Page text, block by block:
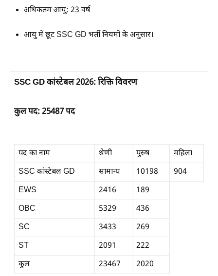
अधिकतम आयु: 23 वर्ष
आयु में छूट SSC GD भर्ती नियमों के अनुसार।
SSC GD कांस्टेबल 2026: रिक्ति विवरण
कुल पद: 25487 पद
पद का नाम श्रेणी पुरुष
महिला
SSC कांस्टेबल GD
सामान्य 10198
904
EWS
2416
189
OBC
5329
436
SC
3433
269
ST
2091
222
कुल
23467 2020